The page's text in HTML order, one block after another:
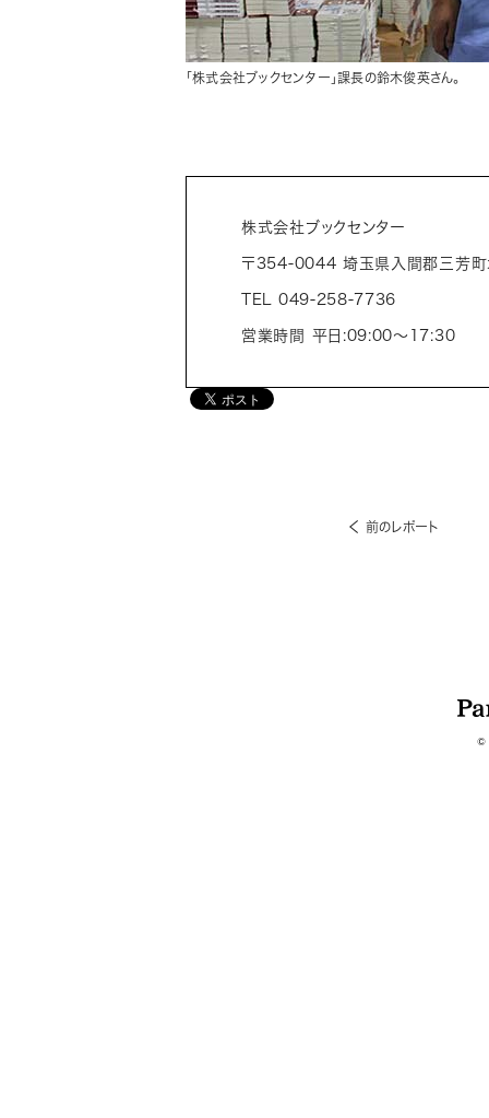
「株式会社ブックセンター」課長の鈴木俊英さん。
株式会社ブックセンター
〒354-0044 埼玉県入間郡三芳
TEL 049-258-7736
営業時間 平日:09:00～17:30
前のレポート
©